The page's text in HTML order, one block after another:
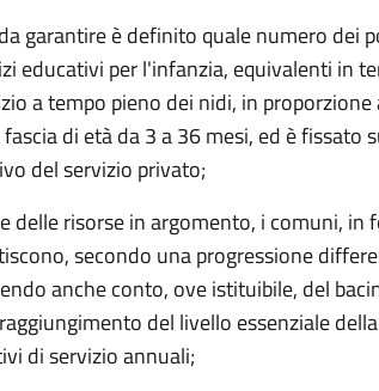
garantire è definito quale numero dei
educativi per l'infanzia, equivalenti in
a tempo pieno dei nidi, in
di età da 3 a 36 mesi, ed è fissato
del servizio privato;
delle risorse in argomento, i comuni, in
secondo una progressione
anche conto, ove istituibile, del
del livello essenziale
di servizio annuali;